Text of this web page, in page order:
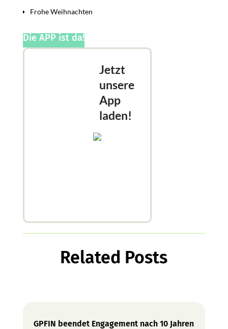
Frohe Weihnachten
Die APP ist da!
Jetzt
unsere
App
laden!
Related Posts
GPFIN beendet Engagement nach 10 Jahren